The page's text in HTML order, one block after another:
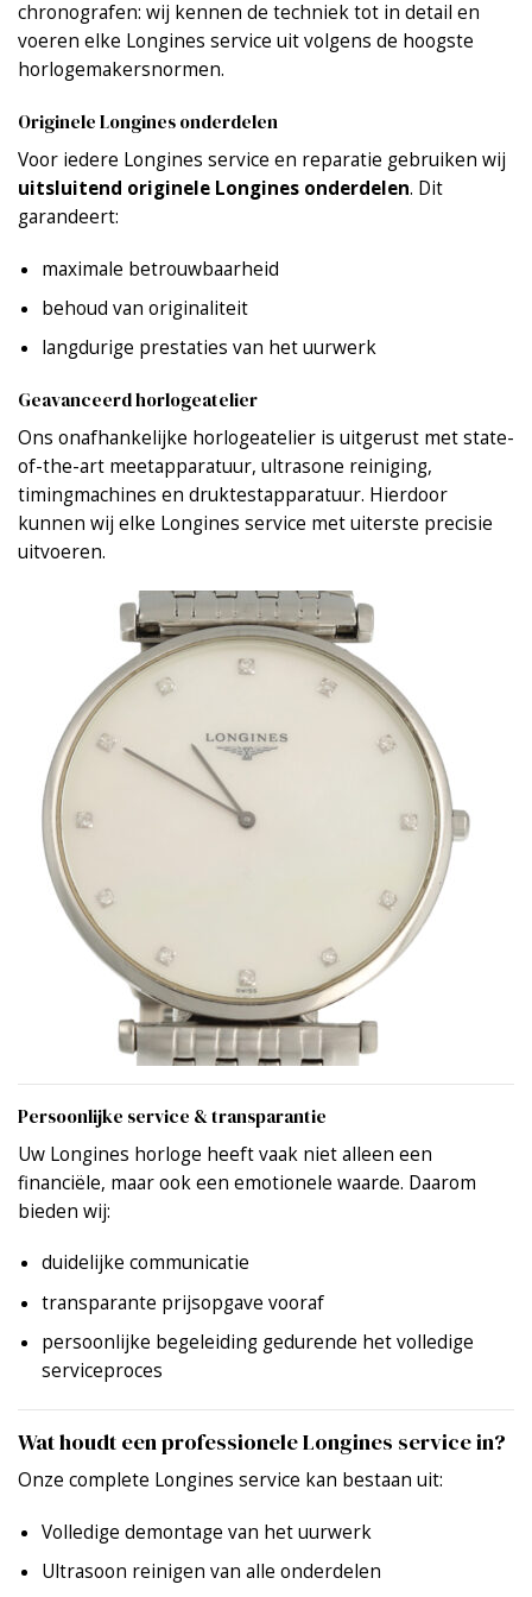
chronografen: wij kennen de techniek tot in detail en
voeren elke Longines service uit volgens de hoogste
horlogemakersnormen.
Originele Longines onderdelen
Voor iedere Longines service en reparatie gebruiken wij
uitsluitend originele Longines onderdelen. Dit
garandeert:
maximale betrouwbaarheid
behoud van originaliteit
langdurige prestaties van het uurwerk
Geavanceerd horlogeatelier
Ons onafhankelijke horlogeatelier is uitgerust met state-
of-the-art meetapparatuur, ultrasone reiniging,
timingmachines en druktestapparatuur. Hierdoor
kunnen wij elke Longines service met uiterste precisie
uitvoeren.
Persoonlijke service & transparantie
Uw Longines horloge heeft vaak niet alleen een
financiële, maar ook een emotionele waarde. Daarom
bieden wij:
duidelijke communicatie
transparante prijsopgave vooraf
persoonlijke begeleiding gedurende het volledige
serviceproces
Wat houdt een professionele Longines service in?
Onze complete Longines service kan bestaan uit:
Volledige demontage van het uurwerk
Ultrasoon reinigen van alle onderdelen